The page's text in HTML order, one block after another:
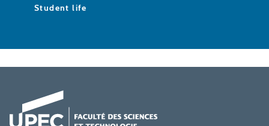
Student life